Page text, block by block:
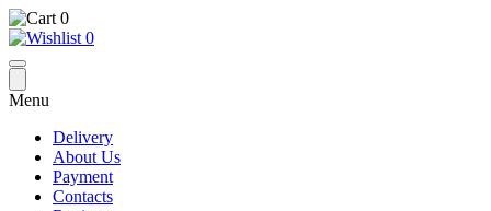
0
0
Menu
Delivery
About Us
Payment
Contacts